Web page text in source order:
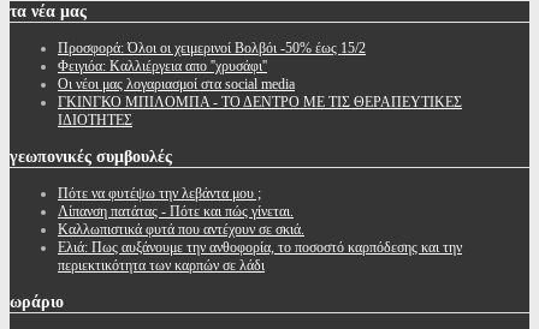
τα νέα μας
Προσφορά: Όλοι οι χειμερινοί Βολβόι -50% έως 15/2
Φειγιόα: Καλλιέργεια απο ''χρυσάφι''
Oι νέοι μας λογαριασμοί στα social media
ΓΚΙΝΓΚΟ ΜΠΙΛΟΜΠΑ - ΤΟ ΔΕΝΤΡΟ ΜΕ ΤΙΣ ΘΕΡΑΠΕΥΤΙΚΕΣ
ΙΔΙΟΤΗΤΕΣ
γεωπονικές συμβουλές
Πότε να φυτέψω την λεβάντα μου ;
Λίπανση πατάτας - Πότε και πώς γίνεται.
Καλλωπιστικά φυτά που αντέχουν σε σκιά.
Ελιά: Πως αυξάνουμε την ανθοφορία, το ποσοστό καρπόδεσης και την
περιεκτικότητα των καρπών σε λάδι
ωράριο